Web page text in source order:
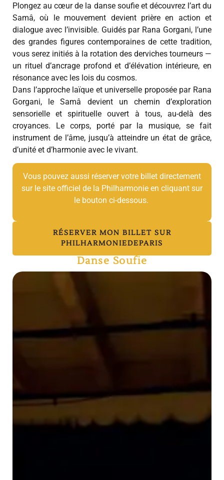
Plongez au cœur de la danse soufie et découvrez l’art du
Samâ, où le mouvement devient prière en action et
dialogue avec l’invisible. Guidés par Rana Gorgani, l’une
des grandes figures contemporaines de cette tradition,
vous serez initiés à la rotation des derviches tourneurs —
un rituel d’ancrage profond et d’élévation intérieure, en
résonance avec les lois du cosmos.
Dans l’approche laïque et universelle proposée par Rana
Gorgani, le Samâ devient un chemin d’exploration
sensorielle et spirituelle ouvert à tous, au-delà des
croyances. Le corps, porté par la musique, se fait
instrument de l’âme, jusqu’à atteindre un état de grâce,
d’unité et d’harmonie avec le vivant.
Vous pouvez aussi réserver votre billet directement
sur le site officiel de la Philharmonie en cliquant sur
le bouton ci-dessous.
RÉSERVER MON BILLET SUR
PHILHARMONIEDEPARIS
Danse Soufie